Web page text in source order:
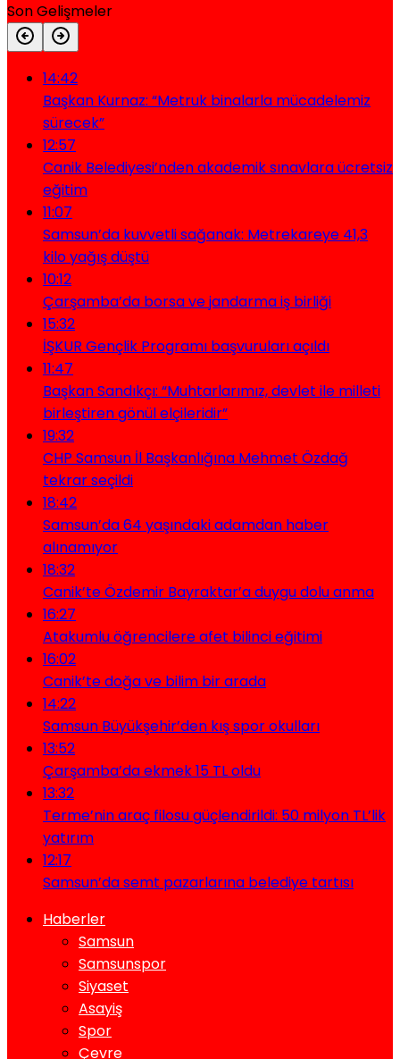
Son Gelişmeler
14:42
Başkan Kurnaz: “Metruk binalarla mücadelemiz
sürecek”
12:57
Canik Belediyesi’nden akademik sınavlara ücretsiz
eğitim
11:07
Samsun’da kuvvetli sağanak: Metrekareye 41,3
kilo yağış düştü
10:12
Çarşamba’da borsa ve jandarma iş birliği
15:32
İŞKUR Gençlik Programı başvuruları açıldı
11:47
Başkan Sandıkçı: “Muhtarlarımız, devlet ile milleti
birleştiren gönül elçileridir”
19:32
CHP Samsun İl Başkanlığına Mehmet Özdağ
tekrar seçildi
18:42
Samsun’da 64 yaşındaki adamdan haber
alınamıyor
18:32
Canik’te Özdemir Bayraktar’a duygu dolu anma
16:27
Atakumlu öğrencilere afet bilinci eğitimi
16:02
Canik’te doğa ve bilim bir arada
14:22
Samsun Büyükşehir’den kış spor okulları
13:52
Çarşamba’da ekmek 15 TL oldu
13:32
Terme’nin araç filosu güçlendirildi: 50 milyon TL’lik
yatırım
12:17
Samsun’da semt pazarlarına belediye tartısı
Haberler
Samsun
Samsunspor
Siyaset
Asayiş
Spor
Çevre